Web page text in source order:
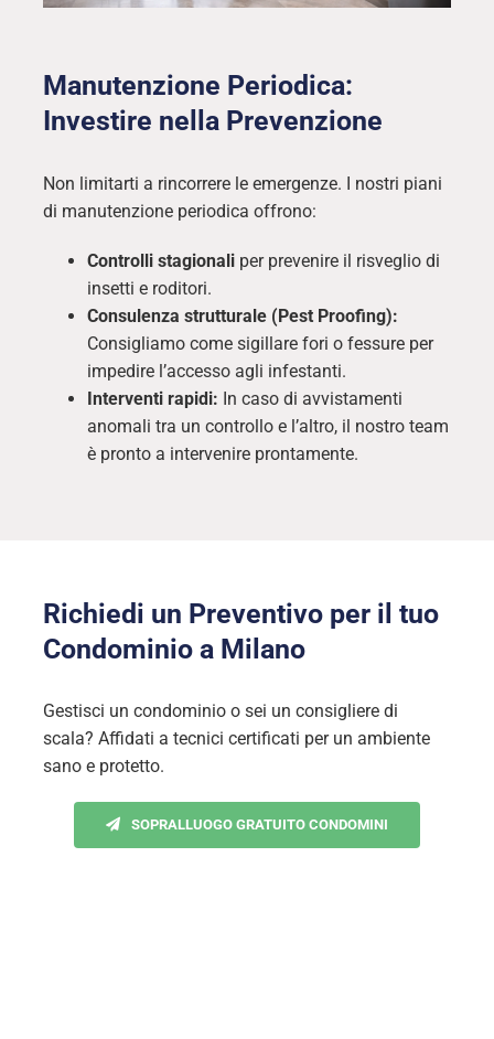
Manutenzione Periodica:
Investire nella Prevenzione
Non limitarti a rincorrere le emergenze. I nostri piani
di manutenzione periodica offrono:
Controlli stagionaliper prevenire il risveglio di
insetti e roditori.
Consulenza strutturale (Pest Proofing):
Consigliamo come sigillare fori o fessure per
impedire l’accesso agli infestanti.
Interventi rapidi: In caso di avvistamenti
anomali tra un controllo e l’altro, il nostro team
è pronto a intervenire prontamente.
Richiedi un Preventivo per il tuo
Condominio a Milano
Gestisci un condominio o sei un consigliere di
scala? Affidati a tecnici certificati per un ambiente
sano e protetto.
SOPRALLUOGO GRATUITO CONDOMINI